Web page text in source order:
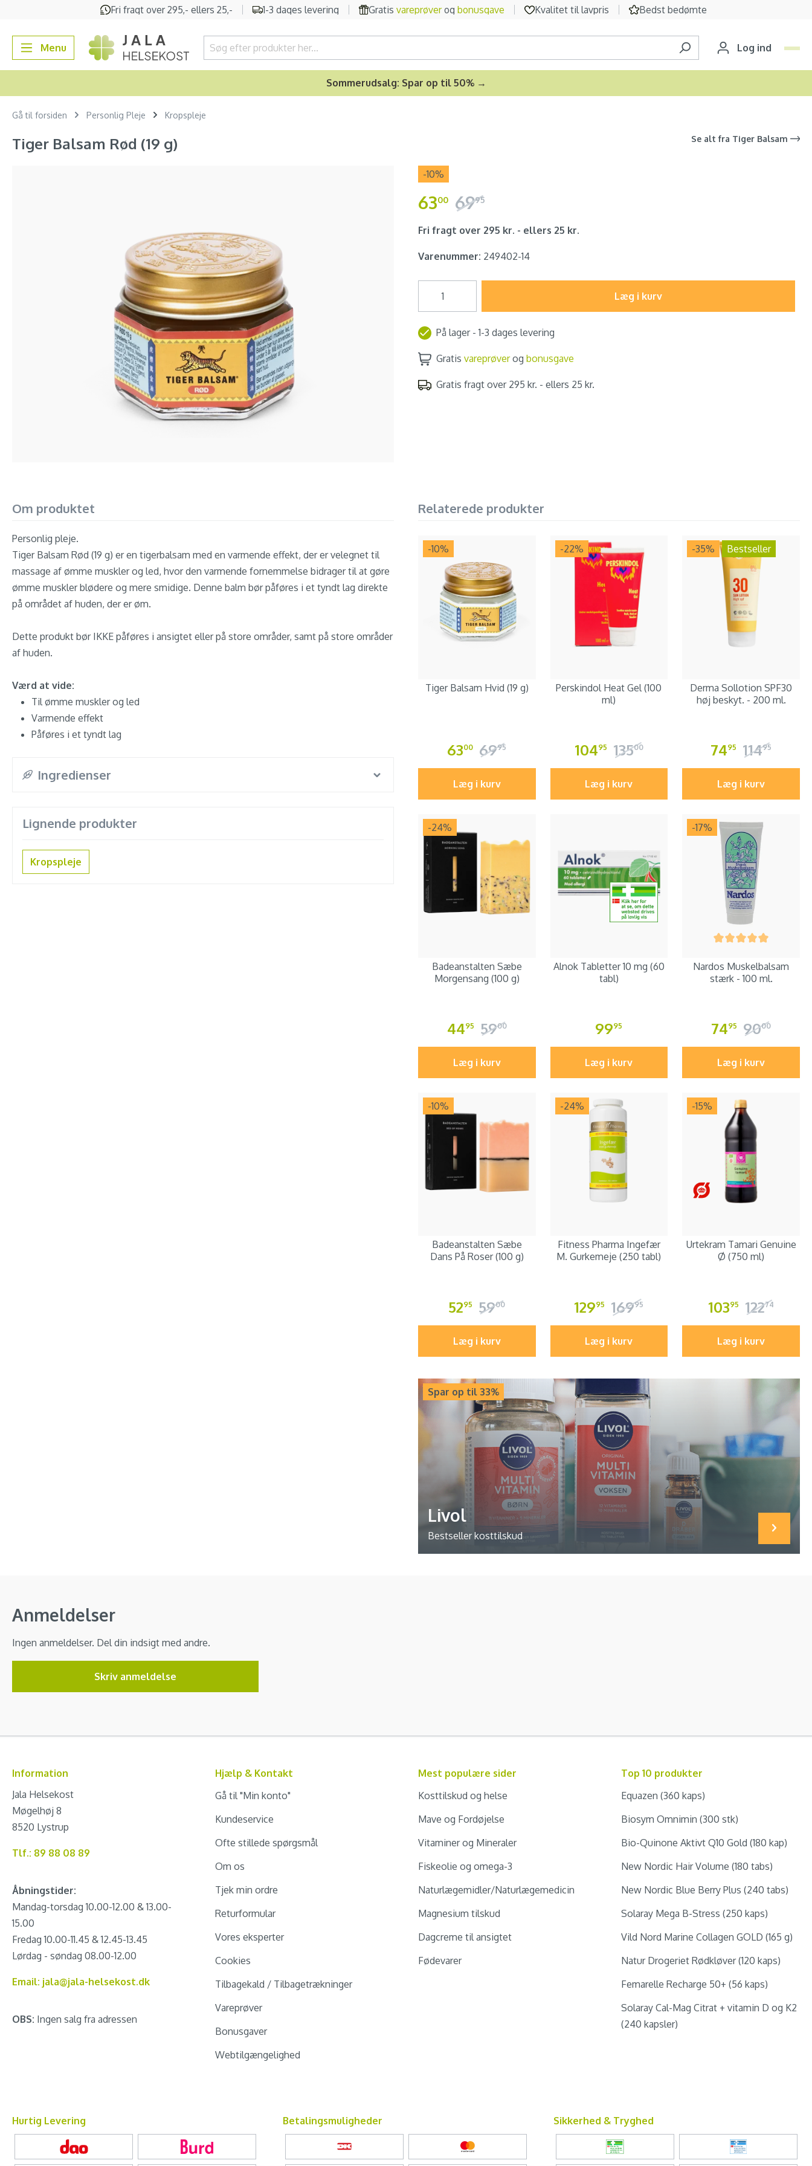
Gå til hovednavigationFri fragt over 295,- ellers 25,- 1-3 dages levering Gratisvareprøverogbonusgave Kvalitet til lavpris Bedst bedømte
Menu Log ind
Sommerudsalg: Spar op til 50% →
Gå til forsiden Personlig Pleje Kropspleje
Tiger Balsam Rød (19 g) Se alt fra Tiger Balsam
-10%
6300 6995
Fri fragt over 295 kr. - ellers 25 kr.
Varenummer: 249402-14
Læg i kurv
På lager - 1-3 dages levering
Gratis vareprøverog bonusgave
Gratis fragt over 295 kr. - ellers 25 kr.
Om produktet
Personlig pleje.
Tiger Balsam Rød (19 g) er en tigerbalsam med en varmende effekt, der er velegnet til
massage af ømme muskler og led, hvor den varmende fornemmelse bidrager til at gøre
ømme muskler blødere og mere smidige. Denne balm bør påføres i et tyndt lag direkte
på området af huden, der er øm.
Dette produkt bør IKKE påføres i ansigtet eller på store områder, samt på store områder
af huden.
Værd at vide:
Til ømme muskler og led
Varmende effekt
Påføres i et tyndt lag
Ingredienser
Lignende produkter
Kropspleje
Relaterede produkter
-10%
Tiger Balsam Hvid (19 g)
6300 6995
Læg i kurv
-22%
Perskindol Heat Gel (100
ml)
10495 13500
Læg i kurv
-35% Bestseller
Derma Sollotion SPF30
høj beskyt. - 200 ml.
7495 11495
Læg i kurv
-24%
Badeanstalten Sæbe
Morgensang (100 g)
4495 5900
Læg i kurv
Alnok Tabletter 10 mg (60
tabl)
9995
Læg i kurv
-17%
Nardos Muskelbalsam
stærk - 100 ml.
7495 9000
Læg i kurv
-10%
Badeanstalten Sæbe
Dans På Roser (100 g)
5295 5900
Læg i kurv
-24%
Fitness Pharma Ingefær
M. Gurkemeje (250 tabl)
12995 16995
Læg i kurv
-15%
Urtekram Tamari Genuine
Ø (750 ml)
10395 12274
Læg i kurv
Spar op til 33%
Livol
Bestseller kosttilskud
Anmeldelser
Ingen anmeldelser. Del din indsigt med andre.
Skriv anmeldelse
Information
Jala Helsekost
Møgelhøj 8
8520 Lystrup
Tlf.: 89 88 08 89
Åbningstider:
Mandag-torsdag 10.00-12.00 & 13.00-
15.00
Fredag 10.00-11.45 & 12.45-13.45
Lørdag - søndag 08.00-12.00
Email: jala@jala-helsekost.dk
OBS: Ingen salg fra adressen
Hjælp & Kontakt
Gå til "Min konto"
Kundeservice
Ofte stillede spørgsmål
Om os
Tjek min ordre
Returformular
Vores eksperter
Cookies
Tilbagekald / Tilbagetrækninger
Vareprøver
Bonusgaver
Webtilgængelighed
Mest populære sider
Kosttilskud og helse
Mave og Fordøjelse
Vitaminer og Mineraler
Fiskeolie og omega-3
Naturlægemidler/Naturlægemedicin
Magnesium tilskud
Dagcreme til ansigtet
Fødevarer
Top 10 produkter
Equazen (360 kaps)
Biosym Omnimin (300 stk)
Bio-Quinone Aktivt Q10 Gold (180 kap)
New Nordic Hair Volume (180 tabs)
New Nordic Blue Berry Plus (240 tabs)
Solaray Mega B-Stress (250 kaps)
Vild Nord Marine Collagen GOLD (165 g)
Natur Drogeriet Rødkløver (120 kaps)
Femarelle Recharge 50+ (56 kaps)
Solaray Cal-Mag Citrat + vitamin D og K2
(240 kapsler)
Hurtig Levering Betalingsmuligheder Sikkerhed & Tryghed